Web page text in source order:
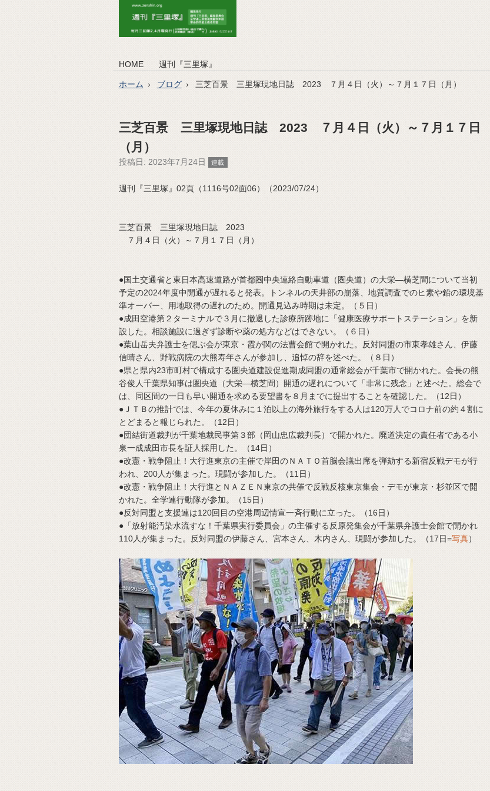
HOME 週刊『三里塚』
ホーム ブログ 三芝百景 三里塚現地日誌 2023 ７月４日（火）～７月１７日（月）
三芝百景 三里塚現地日誌 2023 ７月４日（火）～７月１７日
（月）
投稿日: 2023年7月24日 連載
週刊『三里塚』02頁（1116号02面06）（2023/07/24）
三芝百景 三里塚現地日誌 2023
７月４日（火）～７月１７日（月）
●国土交通省と東日本高速道路が首都圏中央連絡自動車道（圏央道）の大栄―横芝間について当初
予定の2024年度中開通が遅れると発表。トンネルの天井部の崩落、地質調査でのヒ素や鉛の環境基
準オーバー、用地取得の遅れのため。開通見込み時期は未定。（５日）
●成田空港第２ターミナルで３月に撤退した診療所跡地に「健康医療サポートステーション」を新
設した。相談施設に過ぎず診断や薬の処方などはできない。（６日）
●葉山岳夫弁護士を偲ぶ会が東京・霞が関の法曹会館で開かれた。反対同盟の市東孝雄さん、伊藤
信晴さん、野戦病院の大熊寿年さんが参加し、追悼の辞を述べた。（８日）
●県と県内23市町村で構成する圏央道建設促進期成同盟の通常総会が千葉市で開かれた。会長の熊
谷俊人千葉県知事は圏央道（大栄―横芝間）開通の遅れについて「非常に残念」と述べた。総会で
は、同区間の一日も早い開通を求める要望書を８月までに提出することを確認した。（12日）
●ＪＴＢの推計では、今年の夏休みに１泊以上の海外旅行をする人は120万人でコロナ前の約４割に
とどまると報じられた。（12日）
●団結街道裁判が千葉地裁民事第３部（岡山忠広裁判長）で開かれた。廃道決定の責任者である小
泉一成成田市長を証人採用した。（14日）
●改憲・戦争阻止！大行進東京の主催で岸田のＮＡＴＯ首脳会議出席を弾劾する新宿反戦デモが行
われ、200人が集まった。現闘が参加した。（11日）
●改憲・戦争阻止！大行進とＮＡＺＥＮ東京の共催で反戦反核東京集会・デモが東京・杉並区で開
かれた。全学連行動隊が参加。（15日）
●反対同盟と支援連は120回目の空港周辺情宣一斉行動に立った。（16日）
●「放射能汚染水流すな！千葉県実行委員会」の主催する反原発集会が千葉県弁護士会館で開かれ
110人が集まった。反対同盟の伊藤さん、宮本さん、木内さん、現闘が参加した。（17日=写真）